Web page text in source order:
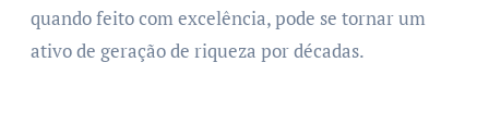
quando feito com excelência, pode se tornar um
ativo de geração de riqueza por décadas.